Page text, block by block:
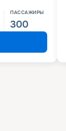
ПАССАЖИРЫ
300